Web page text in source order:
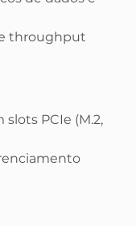
throughput
PCIe (M.2,